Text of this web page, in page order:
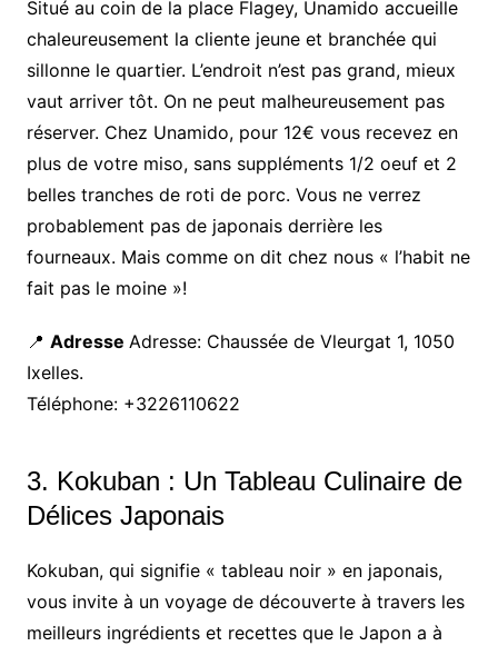
Situé au coin de la place Flagey, Unamido accueille
chaleureusement la cliente jeune et branchée qui
sillonne le quartier. L’endroit n’est pas grand, mieux
vaut arriver tôt. On ne peut malheureusement pas
réserver. Chez Unamido, pour 12€ vous recevez en
plus de votre miso, sans suppléments 1/2 oeuf et 2
belles tranches de roti de porc. Vous ne verrez
probablement pas de japonais derrière les
fourneaux. Mais comme on dit chez nous « l’habit ne
fait pas le moine »!
📍 Adresse Adresse: Chaussée de Vleurgat 1, 1050
Ixelles.
Téléphone: +3226110622
3. Kokuban : Un Tableau Culinaire de
Délices Japonais
Kokuban, qui signifie « tableau noir » en japonais,
vous invite à un voyage de découverte à travers les
meilleurs ingrédients et recettes que le Japon a à